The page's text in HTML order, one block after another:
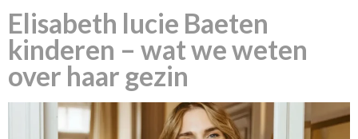
Elisabeth lucie Baeten
kinderen – wat we weten
over haar gezin